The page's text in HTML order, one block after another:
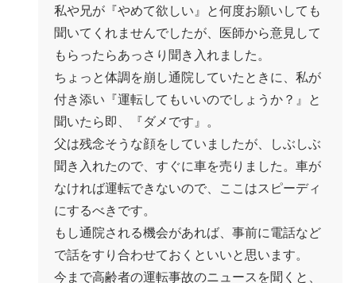
私や兄が『やめて欲しい』と何度お願いしても
聞いてくれませんでしたが、医師から意見して
もらったらあっさり聞き入れました。
ちょっと体調を崩し通院していたときに、私が
付き添い『運転してもいいのでしょうか？』と
聞いたら即、『ダメです』。
父は残念そうな顔をしていましたが、しぶしぶ
聞き入れたので、すぐに車を売りました。車が
なければ運転できないので、ここはスピーディ
にするべきです。
もし通院される機会があれば、事前に電話など
で話をすり合わせておくといいと思います。
今まで高齢者の運転事故のニュースを聞くと、